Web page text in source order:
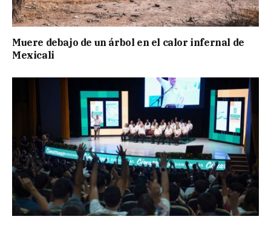
Muere debajo de un árbol en el calor infernal de
Mexicali